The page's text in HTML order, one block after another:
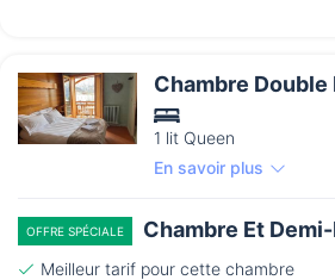
Chambre Double
1 lit Queen
En savoir plus
OFFRE SPÉCIALE Chambre Et
Meilleur tarif pour cette chambre